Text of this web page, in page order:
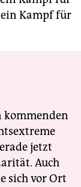
ein Kampf für
kommenden
jetzt
Auch
sich vor Ort